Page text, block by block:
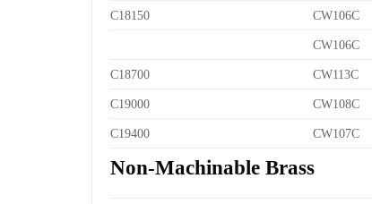
C18150 CW106C
CW106C
C18700 CW113C
C19000 CW108C
C19400 CW107C
Non-Machinable Brass